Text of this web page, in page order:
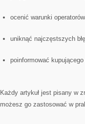
ocenić warunki
uniknąć najczęstszych
poinformować
Każdy artykuł jest pisany w
możesz go zastosować w